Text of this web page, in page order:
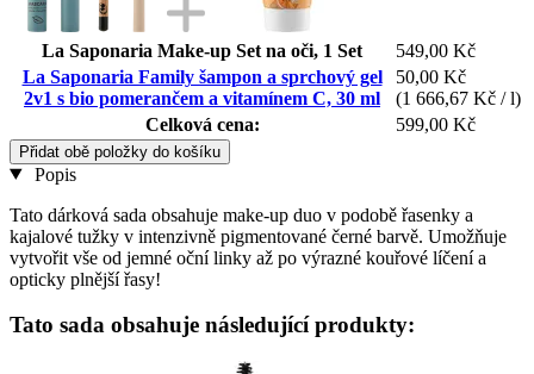
La Saponaria Make-up Set na oči, 1 Set
549,00 Kč
La Saponaria Family šampon a sprchový gel
2v1 s bio pomerančem a vitamínem C, 30 ml
50,00 Kč
(1 666,67 Kč / l)
Celková cena:
599,00 Kč
Přidat obě položky do košíku
Popis
Tato dárková sada obsahuje make-up duo v podobě řasenky a
kajalové tužky v intenzivně pigmentované černé barvě. Umožňuje
vytvořit vše od jemné oční linky až po výrazné kouřové líčení a
opticky plnější řasy!
Tato sada obsahuje následující produkty: